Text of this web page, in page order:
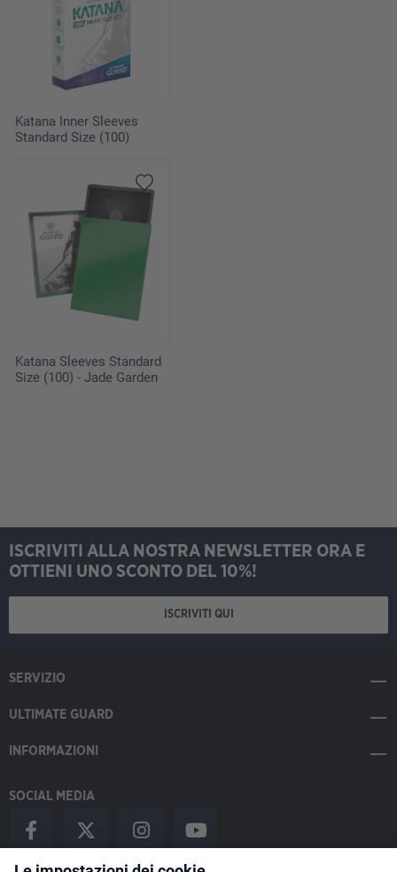
Katana Inner Sleeves
Standard Size (100)
Katana Sleeves Standard
Size (100) - Jade Garden
ISCRIVITI ALLA NOSTRA NEWSLETTER ORA E
OTTIENI UNO SCONTO DEL 10%!
ISCRIVITI QUI
SERVIZIO
ULTIMATE GUARD
INFORMAZIONI
SOCIAL MEDIA